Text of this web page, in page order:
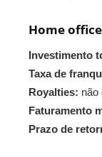
Home office
Investimento
Taxa de
Royalties: não
Faturamento
Prazo de